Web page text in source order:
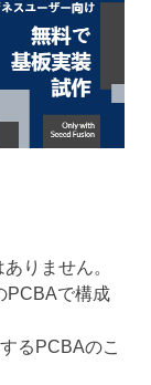
りません。
PCBAで構成
るPCBAのこ